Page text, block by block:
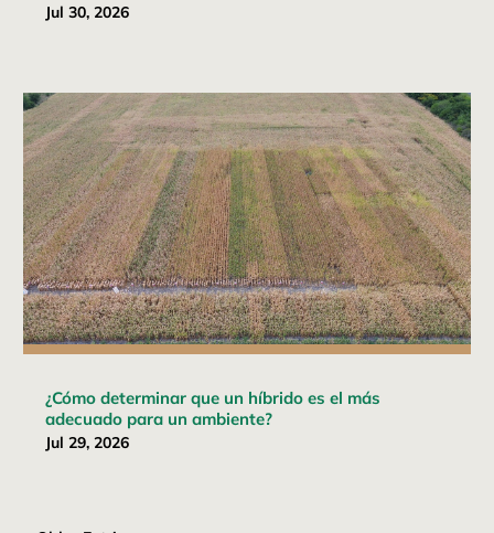
Jul 30, 2026
¿Cómo determinar que un híbrido es el más
adecuado para un ambiente?
Jul 29, 2026